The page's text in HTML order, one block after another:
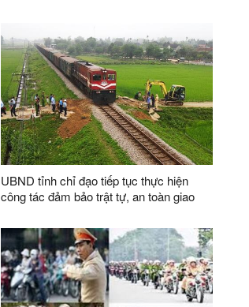
chuyên đề việc thực hiện chính sách,
pháp luật về bảo đảm trật tự ATGT từ
năm 2009 đến hết năm 2023
UBND tỉnh chỉ đạo tiếp tục thực hiện
công tác đảm bảo trật tự, an toàn giao
đường sắt trên địa bàn tỉnh